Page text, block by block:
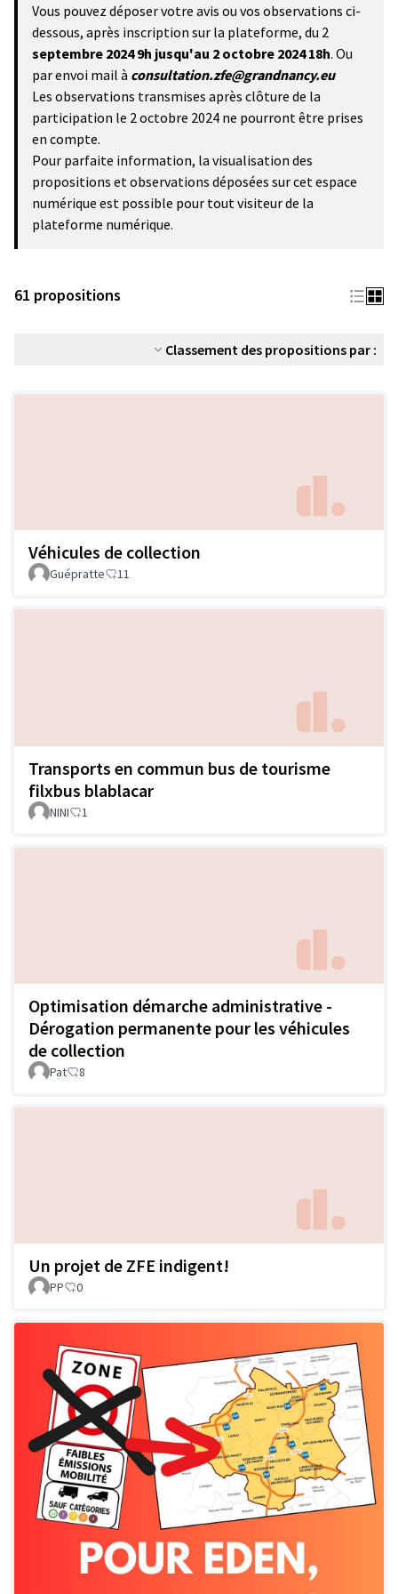
Vous pouvez déposer votre avis ou vos observations ci-
dessous, après inscription sur la plateforme, du 2
septembre 2024 9h jusqu'au 2 octobre 2024 18h. Ou
par envoi mail à consultation.zfe@grandnancy.eu
Les observations transmises après clôture de la
participation le 2 octobre 2024 ne pourront être prises
en compte.
Pour parfaite information, la visualisation des
propositions et observations déposées sur cet espace
numérique est possible pour tout visiteur de la
plateforme numérique.
61 propositions
Classement des propositions par :
Véhicules de collection
Guépratte 11
Transports en commun bus de tourisme
filxbus blablacar
NINI 1
Optimisation démarche administrative -
Dérogation permanente pour les véhicules
de collection
Pat 8
Un projet de ZFE indigent!
PP 0